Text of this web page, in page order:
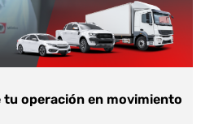
tu operación en movimiento